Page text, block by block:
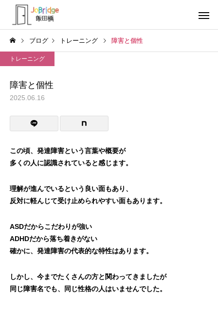
利用者の声
働き続けるための土台
ブログ トレーニング 障害と個性
トレーニング
障害と個性
2025.06.16
この頃、発達障害という言葉や概要が
多くの人に認識されていると感じます。
理解が進んでいるという良い面もあり、
反対に軽んじて受け止められやすい面もあります。
ASDだからこだわりが強い
ADHDだから落ち着きがない
確かに、発達障害の代表的な特性はあります。
しかし、今までたくさんの方と関わってきましたが
同じ障害名でも、同じ性格の人はいませんでした。